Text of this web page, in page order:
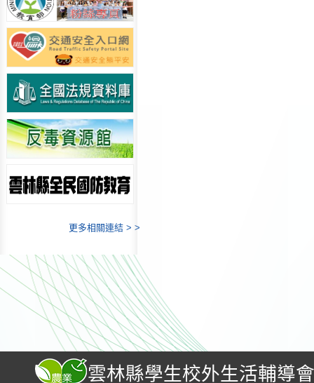
更多相關連結 > >
雲林縣學生校外生活輔導會